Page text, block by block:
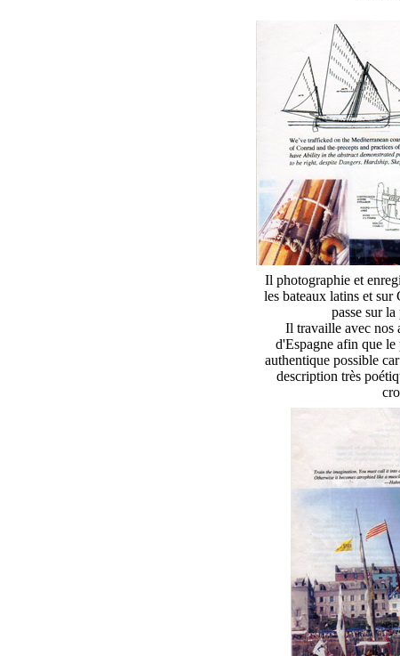
Il photographie et
les bateaux latins et sur
passe sur
Il travaille avec nos
d'Espagne afin que
authentique possible
description très